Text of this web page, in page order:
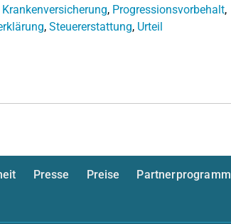
, Progressionsvorbehalt,
, Steuererstattung, Urteil
Presse Preise
Partnerprogramm